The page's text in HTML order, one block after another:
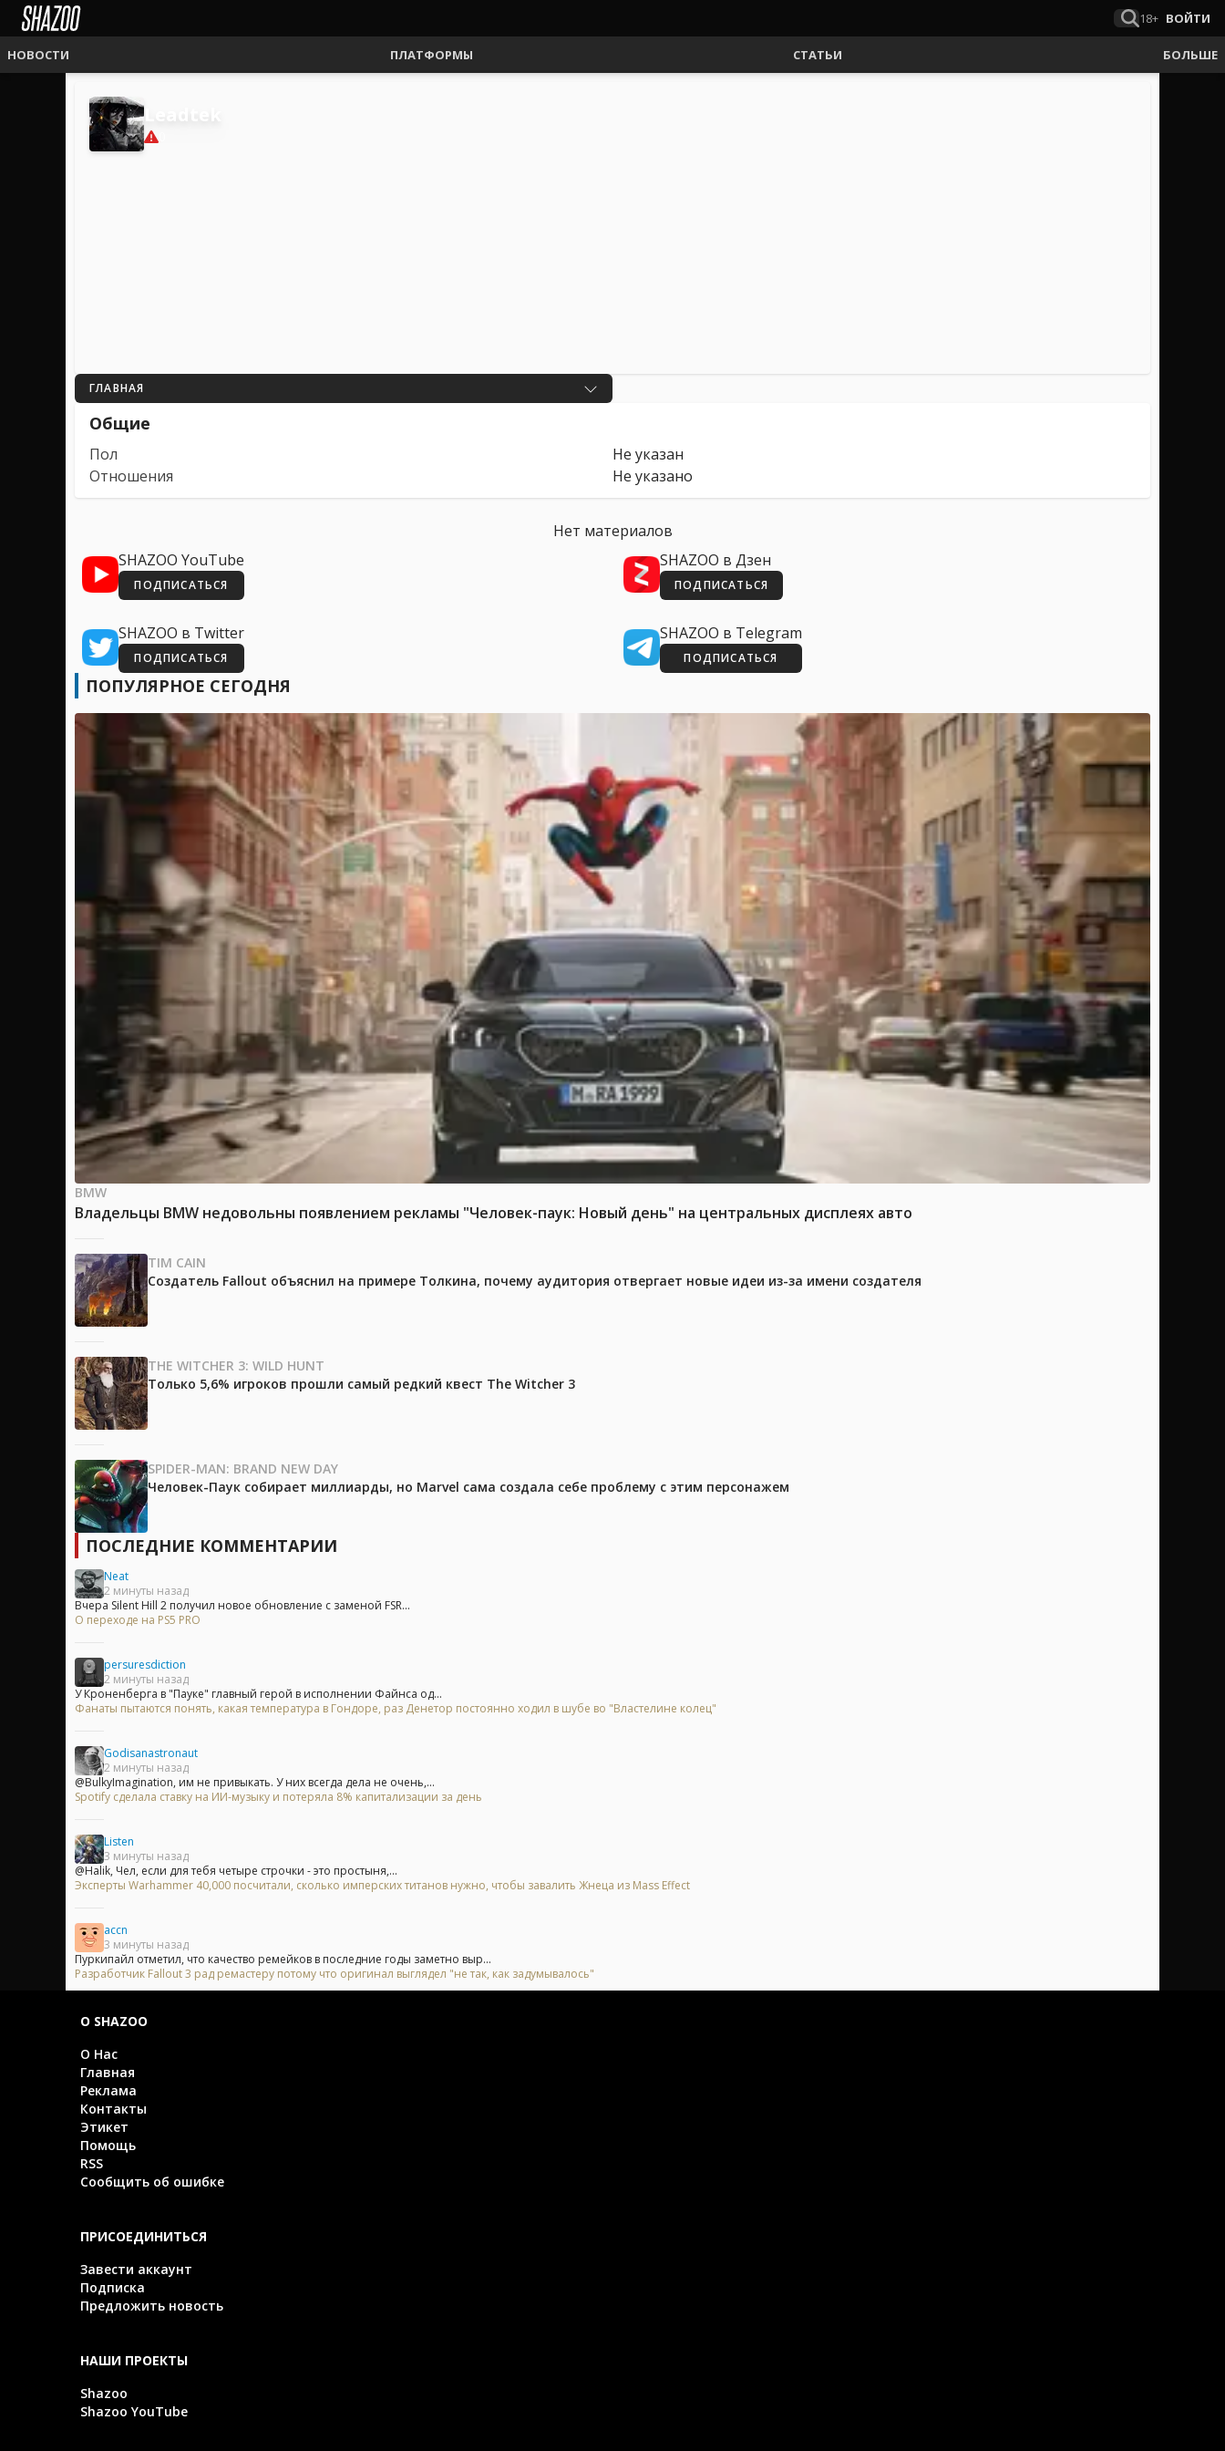
18+ ВОЙТИ
НОВОСТИ ПЛАТФОРМЫ СТАТЬИ БОЛЬШЕ
ГЛАВНАЯ
Общие
Пол
Не указан
Отношения
Не указано
Нет материалов
SHAZOO YouTube
ПОДПИСАТЬСЯ
SHAZOO в Дзен
ПОДПИСАТЬСЯ
SHAZOO в Twitter
ПОДПИСАТЬСЯ
SHAZOO в Telegram
ПОДПИСАТЬСЯ
ПОПУЛЯРНОЕ СЕГОДНЯ
BMW
Владельцы BMW недовольны появлением рекламы "Человек-паук: Новый день" на центральных дисплеях авто
TIM CAIN
Создатель Fallout объяснил на примере Толкина, почему аудитория отвергает новые идеи из-за имени создателя
THE WITCHER 3: WILD HUNT
Только 5,6% игроков прошли самый редкий квест The Witcher 3
SPIDER-MAN: BRAND NEW DAY
Человек-Паук собирает миллиарды, но Marvel сама создала себе проблему с этим персонажем
ПОСЛЕДНИЕ КОММЕНТАРИИ
Neat
2 минуты назад
Вчера Silent Hill 2 получил новое обновление с заменой FSR...
О переходе на PS5 PRO
persuresdiction
2 минуты назад
У Кроненберга в "Пауке" главный герой в исполнении Файнса од...
Фанаты пытаются понять, какая температура в Гондоре, раз Денетор постоянно ходил в шубе во "Властелине колец"
Godisanastronaut
2 минуты назад
@BulkyImagination, им не привыкать. У них всегда дела не очень,...
Spotify сделала ставку на ИИ-музыку и потеряла 8% капитализации за день
Listen
3 минуты назад
@Halik, Чел, если для тебя четыре строчки - это простыня,...
Эксперты Warhammer 40,000 посчитали, сколько имперских титанов нужно, чтобы завалить Жнеца из Mass Effect
accn
3 минуты назад
Пуркипайл отметил, что качество ремейков в последние годы заметно выр...
Разработчик Fallout 3 рад ремастеру потому что оригинал выглядел "не так, как задумывалось"
О SHAZOO
О Нас
Главная
Реклама
Контакты
Этикет
Помощь
RSS
Сообщить об ошибке
ПРИСОЕДИНИТЬСЯ
Завести аккаунт
Подписка
Предложить новость
НАШИ ПРОЕКТЫ
Shazoo
Shazoo YouTube